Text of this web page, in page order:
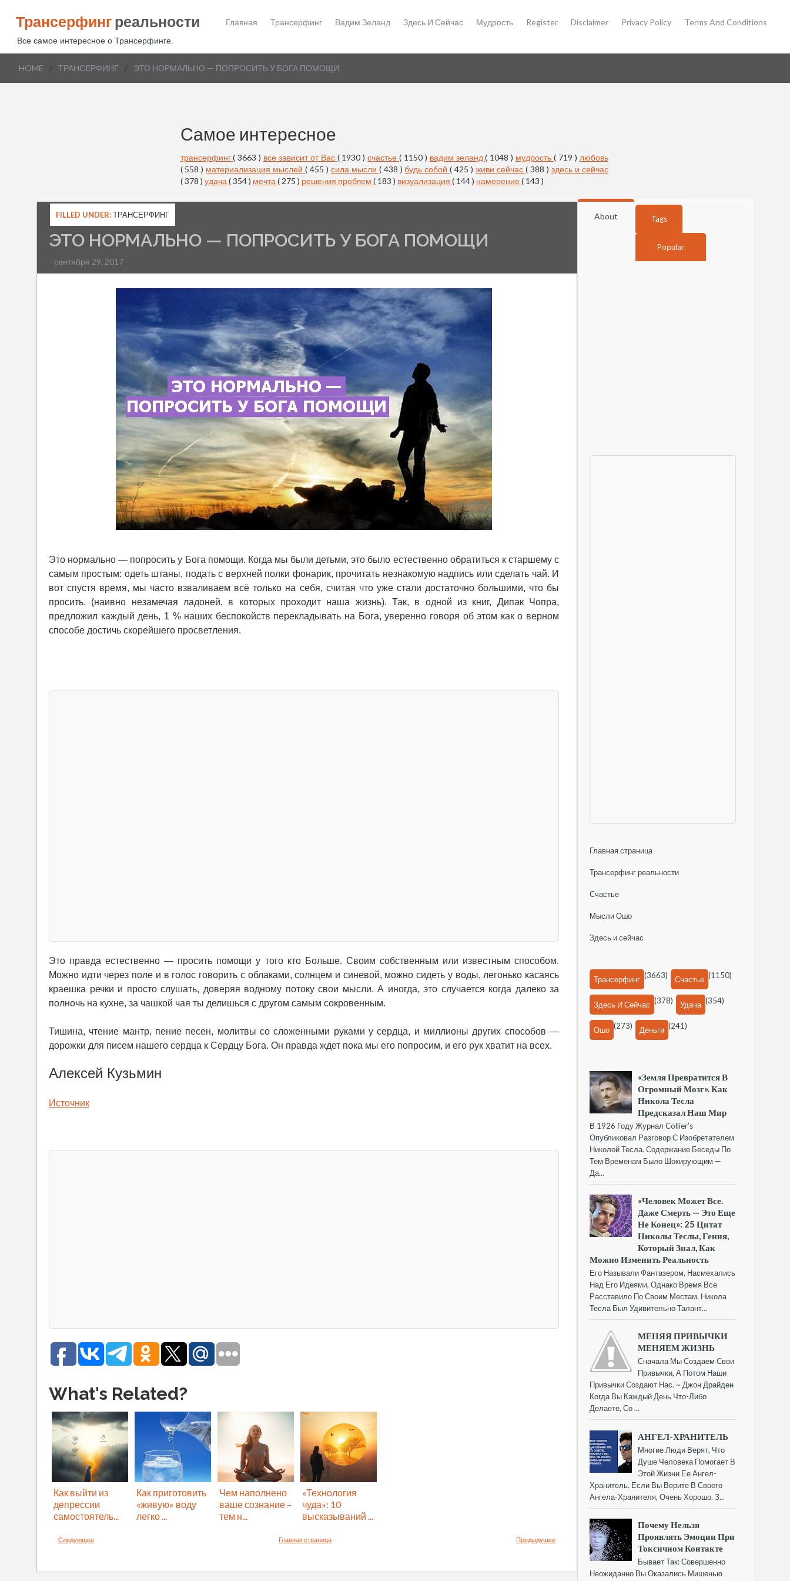
Трансерфинг реальности
Все самое интересное о Трансерфинге.
Главная Трансерфинг Вадим Зеланд Здесь И Сейчас Мудрость Register Disclaimer Privacy Policy Terms And Conditions
HOME / ТРАНСЕРФИНГ / ЭТО НОРМАЛЬНО — ПОПРОСИТЬ У БОГА ПОМОЩИ
Самое интересное
трансерфинг( 3663 ) все зависит от Вас ( 1930 )счастье ( 1150 ) вадим зеланд( 1048 ) мудрость ( 719 ) любовь
( 558 ) материализация мыслей( 455 ) сила мысли ( 438 )будь собой( 425 )живи сейчас ( 388 ) здесь и сейчас
( 378 ) удача ( 354 ) мечта ( 275 ) решения проблем ( 183 ) визуализация ( 144 ) намерение( 143 )
FILLED UNDER:ТРАНСЕРФИНГ
ЭТО НОРМАЛЬНО — ПОПРОСИТЬ У БОГА ПОМОЩИ
- сентября 29, 2017
Это нормально — попросить у Бога помощи. Когда мы были детьми, это было естественно обратиться к старшему с
самым простым: одеть штаны, подать с верхней полки фонарик, прочитать незнакомую надпись или сделать чай. И
вот спустя время, мы часто взваливаем всё только на себя, считая что уже стали достаточно большими, что бы
просить. (наивно незамечая ладоней, в которых проходит наша жизнь). Так, в одной из книг, Дипак Чопра,
предложил каждый день, 1 % наших беспокойств перекладывать на Бога, уверенно говоря об этом как о верном
способе достичь скорейшего просветления.
Это правда естественно — просить помощи у того кто Больше. Своим собственным или известным способом.
Можно идти через поле и в голос говорить с облаками, солнцем и синевой, можно сидеть у воды, легонько касаясь
краешка речки и просто слушать, доверяя водному потоку свои мысли. А иногда, это случается когда далеко за
полночь на кухне, за чашкой чая ты делишься с другом самым сокровенным.
Тишина, чтение мантр, пение песен, молитвы со сложенными руками у сердца, и миллионы других способов —
дорожки для писем нашего сердца к Сердцу Бога. Он правда ждет пока мы его попросим, и его рук хватит на всех.
Алексей Кузьмин
Источник
What's Related?
Как выйти из
депрессии
самостоятель...
Как приготовить
«живую» воду
легко ...
Чем наполнено
ваше сознание –
тем н...
«Технология
чуда»: 10
высказываний ...
Следующее Предыдущее
Главная страница
About Tags
Popular
Главная страница
Трансерфинг реальности
Счастье
Мысли Ошо
Здесь и сейчас
Трансерфинг (3663) Счастье (1150)
Здесь И Сейчас (378) Удача (354)
Ошо (273) Деньги (241)
«Земля Превратится В
Огромный Мозг». Как
Никола Тесла
Предсказал Наш Мир
В 1926 Году Журнал Collier’s
Опубликовал Разговор С Изобретателем
Николой Тесла. Содержание Беседы По
Тем Временам Было Шокирующим —
Да...
«Человек Может Все.
Даже Смерть — Это Еще
Не Конец»: 25 Цитат
Николы Теслы, Гения,
Который Знал, Как
Можно Изменить Реальность
Его Называли Фантазером, Насмехались
Над Его Идеями, Однако Время Все
Расставило По Своим Местам. Никола
Тесла Был Удивительно Талант...
МЕНЯЯ ПРИВЫЧКИ
МЕНЯЕМ ЖИЗНЬ
Сначала Мы Создаем Свои
Привычки, А Потом Наши
Привычки Создают Нас. ~ Джон Драйден
Когда Вы Каждый День Что-Либо
Делаете, Со ...
АНГЕЛ-ХРАНИТЕЛЬ
Многие Люди Верят, Что
Душе Человека Помогает В
Этой Жизни Ее Ангел-
Хранитель. Если Вы Верите В Своего
Ангела-Хранителя, Очень Хорошо. З...
Почему Нельзя
Проявлять Эмоции При
Токсичном Контакте
Бывает Так: Совершенно
Неожиданно Вы Оказались Мишенью